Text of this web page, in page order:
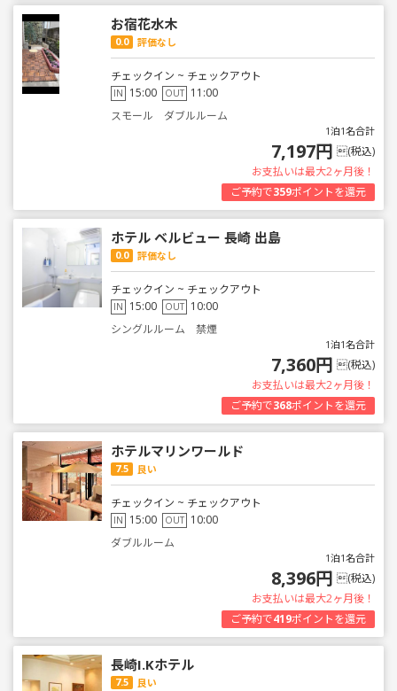
お宿花水木
0.0 評価なし
チェックイン ~ チェックアウト
IN 15:00 OUT 11:00
スモール ダブルルーム
1泊1名合計
7,197円 (税込)
お支払いは最大2ヶ月後！
ご予約で359ポイントを還元
ホテル ベルビュー 長崎 出島
0.0 評価なし
チェックイン ~ チェックアウト
IN 15:00 OUT 10:00
シングルルーム 禁煙
1泊1名合計
7,360円 (税込)
お支払いは最大2ヶ月後！
ご予約で368ポイントを還元
ホテルマリンワールド
7.5 良い
チェックイン ~ チェックアウト
IN 15:00 OUT 10:00
ダブルルーム
1泊1名合計
8,396円 (税込)
お支払いは最大2ヶ月後！
ご予約で419ポイントを還元
長崎I.Kホテル
7.5 良い